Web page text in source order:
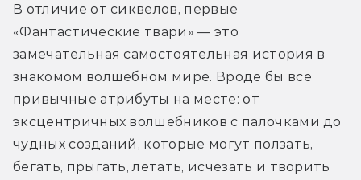
В отличие от сиквелов, первые
«Фантастические твари» — это
замечательная самостоятельная история в
знакомом волшебном мире. Вроде бы все
привычные атрибуты на месте: от
эксцентричных волшебников с палочками до
чудных созданий, которые могут ползать,
бегать, прыгать, летать, исчезать и творить